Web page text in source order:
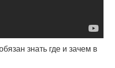
знать где и зачем в